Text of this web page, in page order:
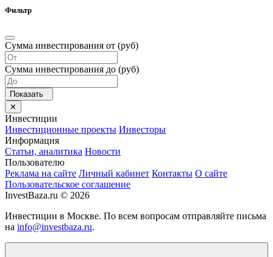
Фильтр
Сумма инвестирования от (руб)
Сумма инвестирования до (руб)
Инвестиции
Инвестиционные проекты Инвесторы
Информация
Статьи, аналитика Новости
Пользователю
Реклама на сайте Личный кабинет Контакты О сайте
Пользовательское соглашение
InvestBaza.ru © 2026
Инвестиции в Москве. По всем вопросам отправляйте письма
на info@investbaza.ru.